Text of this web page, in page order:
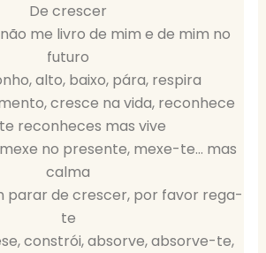
De crescer
me livro de mim e de mim no
futuro
alto, baixo, pára, respira
cresce na vida, reconhece
reconheces mas vive
no presente, mexe-te… mas
calma
parar de crescer, por favor rega-
te
constrói, absorve, absorve-te,